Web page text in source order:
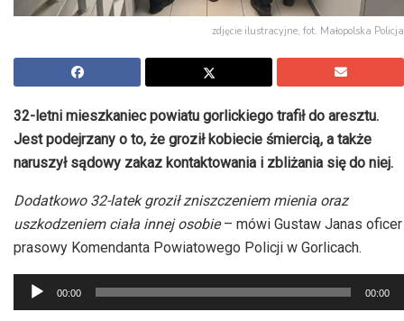
zdjęcie ilustracyjne, fot. Małopolska Policja
32-letni mieszkaniec powiatu gorlickiego trafił do aresztu.
Jest podejrzany o to, że groził kobiecie śmiercią, a także
naruszył sądowy zakaz kontaktowania i zbliżania się do niej.
Dodatkowo 32-latek groził zniszczeniem mienia oraz
uszkodzeniem ciała innejosobie– mówi Gustaw Janas oficer
prasowy Komendanta Powiatowego Policji w Gorlicach.
Odtwarzacz
plików
00:00 00:00